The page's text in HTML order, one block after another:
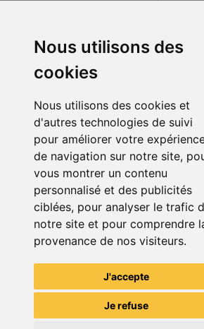
Nous utilisons des
cookies
Nous utilisons des cookies et
d'autres technologies de suivi
pour améliorer votre
de navigation sur notre site,
vous montrer un contenu
personnalisé et des publicités
ciblées, pour analyser le trafic
notre site et pour comprendre
provenance de nos visiteurs.
J'accepte
Je refuse
60.00 € 0
BB8 télécommandé
Grenier du
Télécharge notre app pour une